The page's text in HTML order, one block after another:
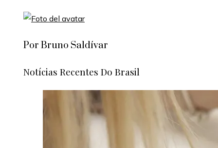
Por Bruno Saldívar
Notícias Recentes Do Brasil